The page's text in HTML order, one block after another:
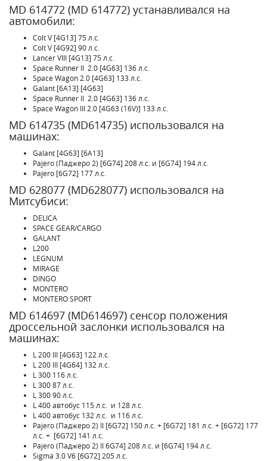
MD 614772 (MD 614772) устанавливался на
автомобили:
Colt V [4G13] 75 л.с.
Colt V [4G92] 90 л.с.
Lancer VIII [4G13] 75 л.с.
Space Runner II 2.0 [4G63] 136 л.с.
Space Wagon 2.0 [4G63] 133 л.с.
Galant [6A13] [4G63]
Space Runner II 2.0 [4G63] 136 л.с.
Space Wagon III 2.0 [4G63 (16V)] 133 л.с.
MD 614735 (MD614735) использовался на
машинах:
Galant [4G63] [6A13]
Pajero (Паджеро 2) [6G74] 208 л.с. и [6G74] 194 л.с.
Pajero [6G72] 177 л.с.
MD 628077 (MD628077) использовался на
Митсубиси:
DELICA
SPACE GEAR/CARGO
GALANT
L200
LEGNUM
MIRAGE
DINGO
MONTERO
MONTERO SPORT
MD 614697 (MD614697) сенсор положения
дроссельной заслонки использовался на
машинах:
L 200 III [4G63] 122 л.с.
L 200 III [4G64] 132 л.с.
L 300 116 л.с.
L 300 87 л.с.
L 300 90 л.с.
L 400 автобус 115 л.с. и 128 л.с.
L 400 автобус 132 л.с. и 116 л.с.
Pajero (Паджеро 2) II [6G72] 150 л.с. + [6G72] 181 л.с. + [6G72] 177
л.с. + [6G72] 141 л.с.
Pajero (Паджеро 2) II 6G74] 208 л.с. и [6G74] 194 л.с.
Sigma 3.0 V6 [6G72] 205 л.с.